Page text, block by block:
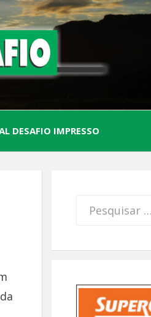
DESAFIO IMPRESSO
Procurar